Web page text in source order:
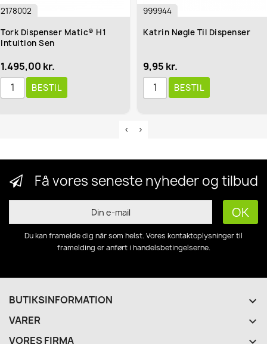
Dispenser Matic® H1
Sen
kr.
BESTIL
999944
Katrin Nøgle Til Dispenser
9,95 kr.
BESTIL
Få vores seneste nyheder og tilbud
Du kan framelde dig når som helst. Vores kontaktoplysninger til
framelding er anført i handelsbetingelserne.
BUTIKSINFORMATION keyboard_arrow_down
VARER 
VORES FIRMA